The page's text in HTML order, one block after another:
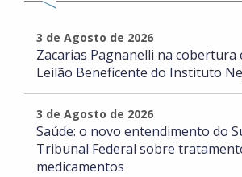
3 de Agosto de 2026
Zacarias Pagnanelli na cobertura
Leilão Beneficente do Instituto
3 de Agosto de 2026
Saúde: o novo entendimento do
Tribunal Federal sobre
medicamentos